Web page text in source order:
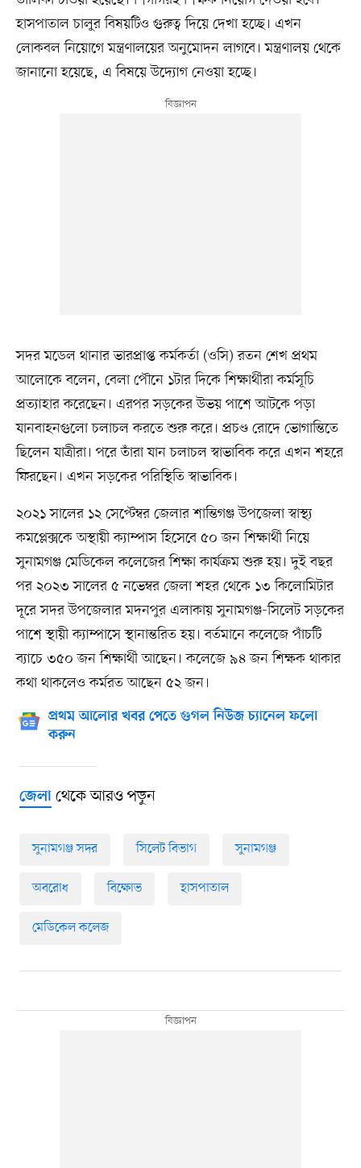
হাসপাতাল চালুর বিষয়টিও গুরুত্ব দিয়ে দেখা হচ্ছে। এখন
লোকবল নিয়োগে মন্ত্রণালয়ের অনুমোদন লাগবে। মন্ত্রণালয় থেকে
জানানো হয়েছে, এ বিষয়ে উদ্যোগ নেওয়া হচ্ছে।
সদর মডেল থানার ভারপ্রাপ্ত কর্মকর্তা (ওসি) রতন শেখ প্রথম
আলোকে বলেন, বেলা পৌনে ১টার দিকে শিক্ষার্থীরা কর্মসূচি
প্রত্যাহার করেছেন। এরপর সড়কের উভয় পাশে আটকে পড়া
যানবাহনগুলো চলাচল করতে শুরু করে। প্রচণ্ড রোদে ভোগান্তিতে
ছিলেন যাত্রীরা। পরে তাঁরা যান চলাচল স্বাভাবিক করে এখন শহরে
ফিরছেন। এখন সড়কের পরিস্থিতি স্বাভাবিক।
২০২১ সালের ১২ সেপ্টেম্বর জেলার শান্তিগঞ্জ উপজেলা স্বাস্থ্য
কমপ্লেক্সকে অস্থায়ী ক্যাম্পাস হিসেবে ৫০ জন শিক্ষার্থী নিয়ে
সুনামগঞ্জ মেডিকেল কলেজের শিক্ষা কার্যক্রম শুরু হয়। দুই বছর
পর ২০২৩ সালের ৫ নভেম্বর জেলা শহর থেকে ১৩ কিলোমিটার
দূরে সদর উপজেলার মদনপুর এলাকায় সুনামগঞ্জ-সিলেট সড়কের
পাশে স্থায়ী ক্যাম্পাসে স্থানান্তরিত হয়। বর্তমানে কলেজে পাঁচটি
ব্যাচে ৩৫০ জন শিক্ষার্থী আছেন। কলেজে ৯৪ জন শিক্ষক থাকার
কথা থাকলেও কর্মরত আছেন ৫২ জন।
প্রথম আলোর খবর পেতে গুগল নিউজ চ্যানেল ফলো
করুন
জেলাথেকে আরও পড়ুন
সুনামগঞ্জ সদর সিলেট বিভাগ সুনামগঞ্জ
অবরোধ বিক্ষোভ হাসপাতাল
মেডিকেল কলেজ